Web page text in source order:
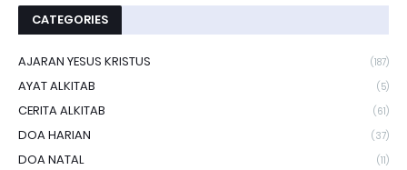
CATEGORIES
AJARAN YESUS KRISTUS (187)
AYAT ALKITAB (5)
CERITA ALKITAB (61)
DOA HARIAN (37)
DOA NATAL (11)